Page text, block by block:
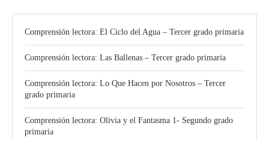
Comprensión lectora: El Ciclo del Agua – Tercer grado primaria
Comprensión lectora: Las Ballenas – Tercer grado primaria
Comprensión lectora: Lo Que Hacen por Nosotros – Tercer
grado primaria
Comprensión lectora: Olivia y el Fantasma 1- Segundo grado
primaria